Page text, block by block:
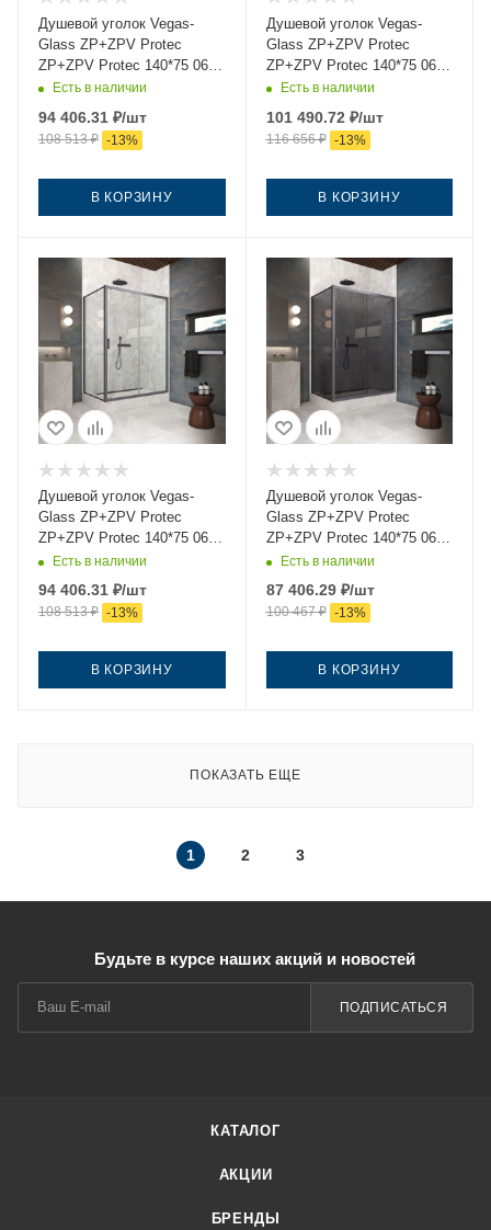
Душевой уголок Vegas-
Glass ZP+ZPV Protec
ZP+ZPV Protec 140*75 06
02 140х75 стекло рифленое
без поддона
Есть в наличии
94 406.31 ₽/шт
108 513₽ -13%
В КОРЗИНУ
Душевой уголок Vegas-
Glass ZP+ZPV Protec
ZP+ZPV Protec 140*75 06
Moru 140х75 стекло
вороненая сталь без
поддона
Есть в наличии
101 490.72 ₽/шт
116 656₽ -13%
В КОРЗИНУ
Душевой уголок Vegas-
Glass ZP+ZPV Protec
ZP+ZPV Protec 140*75 06
crystalvision 140х75 стекло
прозрачное профиль
вороненая сталь без
поддона
Есть в наличии
94 406.31 ₽/шт
108 513₽ -13%
В КОРЗИНУ
Душевой уголок Vegas-
Glass ZP+ZPV Protec
ZP+ZPV Protec 140*75 06
07 140х75 стекло
тонированное профиль
вороненая сталь без
поддона
Есть в наличии
87 406.29₽/шт
100 467₽ -13%
В КОРЗИНУ
ПОКАЗАТЬ ЕЩЕ
1 2 3
Будьте в курсе наших акций и новостей
ПОДПИСАТЬСЯ
КАТАЛОГ
АКЦИИ
БРЕНДЫ